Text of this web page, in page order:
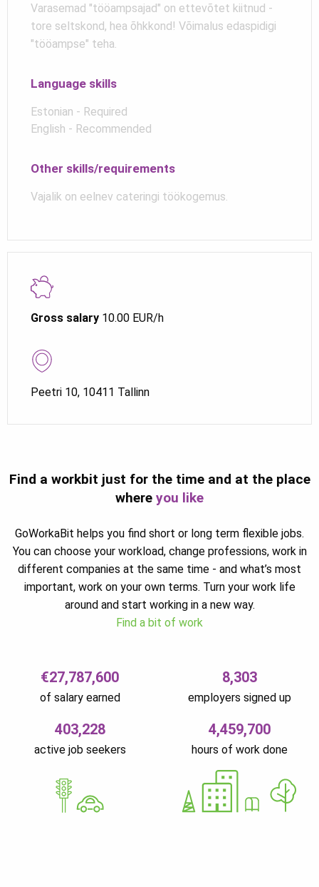
Gross salary 10.00 EUR/h
Peetri 10, 10411 Tallinn
Varasemad "tööampsajad" on ettevõtet kiitnud -
tore seltskond, hea õhkkond! Võimalus edaspidigi
"tööampse" teha.
Language skills
Estonian - Required
English - Recommended
Other skills/requirements
Vajalik on eelnev cateringi töökogemus.
Find a workbit just for the time and at the place
where you like
GoWorkaBit helps you find short or long term flexible jobs.
You can choose your workload, change professions, work in
different companies at the same time - and what’s most
important, work on your own terms. Turn your work life
around and start working in a new way.
Find a bit of work
€27,787,600
of salary earned
8,303
employers signed up
403,228
active job seekers
4,459,700
hours of work done